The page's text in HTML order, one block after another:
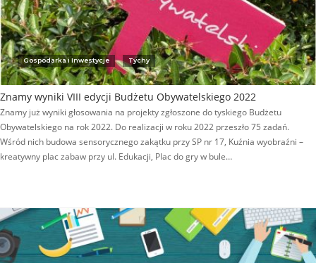
Gospodarka i Inwestycje Tychy
Znamy wyniki VIII edycji Budżetu Obywatelskiego 2022
Znamy już wyniki głosowania na projekty zgłoszone do tyskiego Budżetu
Obywatelskiego na rok 2022. Do realizacji w roku 2022 przeszło 75 zadań.
Wśród nich budowa sensorycznego zakątku przy SP nr 17, Kuźnia wyobraźni –
kreatywny plac zabaw przy ul. Edukacji, Plac do gry w bule…